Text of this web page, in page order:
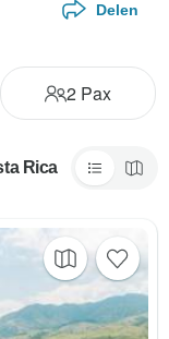
Delen
2 Pax
Rica